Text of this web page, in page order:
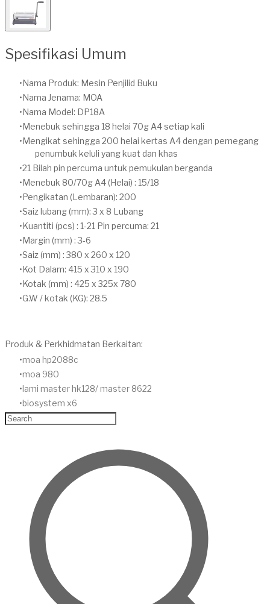
Spesifikasi Umum
Nama Produk: Mesin Penjilid Buku
Nama Jenama: MOA
Nama Model: DP18A
Menebuk sehingga 18 helai 70g A4 setiap kali
Mengikat sehingga 200 helai kertas A4 dengan pemegang
penumbuk keluli yang kuat dan khas
21 Bilah pin percuma untuk pemukulan berganda
Menebuk 80/70g A4 (Helai) : 15/18
Pengikatan (Lembaran): 200
Saiz lubang (mm): 3 x 8 Lubang
Kuantiti (pcs) : 1-21 Pin percuma: 21
Margin (mm) : 3-6
Saiz (mm) : 380 x 260 x 120
Kot Dalam: 415 x 310 x 190
Kotak (mm) : 425 x 325x 780
G.W / kotak (KG): 28.5
Produk & Perkhidmatan Berkaitan:
moa hp2088c
moa 980
lami master hk128/ master 8622
biosystem x6